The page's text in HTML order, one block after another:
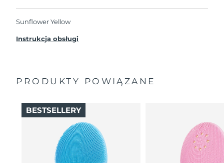
przypadku wystąpienia problemów w ciągu 2 lat
Sunflower Yellow
Instrukcja obsługi
PRODUKTY POWIĄZANE
BESTSELLERY